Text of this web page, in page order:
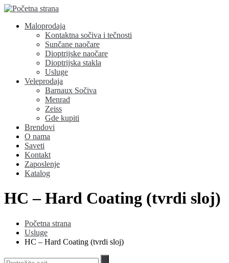
Maloprodaja
Kontaktna sočiva i tečnosti
Sunčane naočare
Dioptrijske naočare
Dioptrijska stakla
Usluge
Veleprodaja
Barnaux Sočiva
Menrad
Zeiss
Gde kupiti
Brendovi
O nama
Saveti
Kontakt
Zaposlenje
Katalog
HC – Hard Coating (tvrdi sloj)
Početna strana
Usluge
HC – Hard Coating (tvrdi sloj)